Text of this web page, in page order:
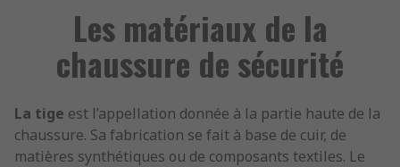
Les matériaux de la
chaussure de sécurité
La tige est l’appellation donnée à la partie haute de la
chaussure. Sa fabrication se fait à base de cuir, de
matières synthétiques ou de composants textiles. Le